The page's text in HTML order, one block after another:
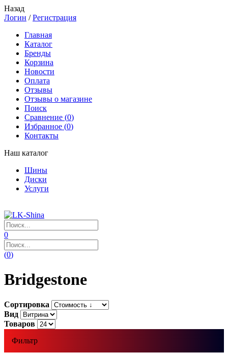
Назад
Логин /Регистрация
Главная
Каталог
Бренды
Корзина
Новости
Оплата
Отзывы
Отзывы о магазине
Поиск
Сравнение (0)
Избранное (0)
Контакты
Наш каталог
Шины
Диски
Услуги
0
(0)
Bridgestone
Сортировка
Вид
Товаров
Фильтр